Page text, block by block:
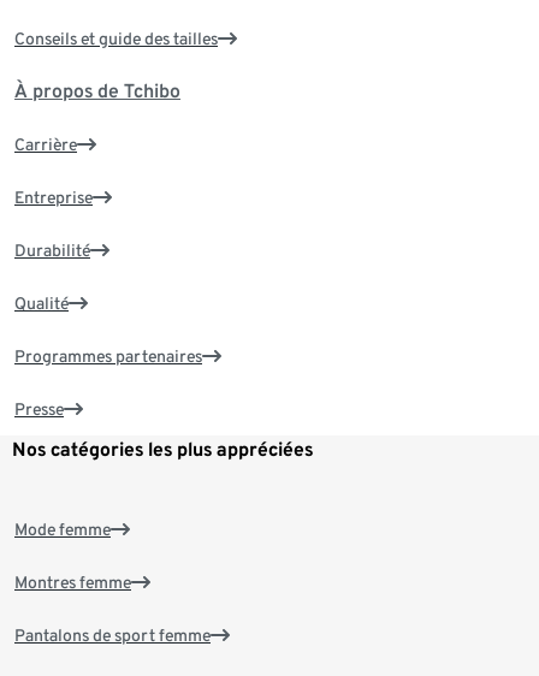
Conseils et guide des tailles
À propos de Tchibo
Carrière
Entreprise
Durabilité
Qualité
Programmes partenaires
Presse
Nos catégories les plus appréciées
Mode femme
Montres femme
Pantalons de sport femme